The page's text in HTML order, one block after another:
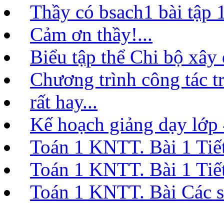
Thầy có bsach1 bài tập
Cảm ơn thầy!...
Biểu tập thể Chi bộ
Chương trình công tác
rất hay...
Kế hoạch giảng dạy
Toán 1 KNTT. Bài 1
Toán 1 KNTT. Bài 1
Toán 1 KNTT. Bài Các